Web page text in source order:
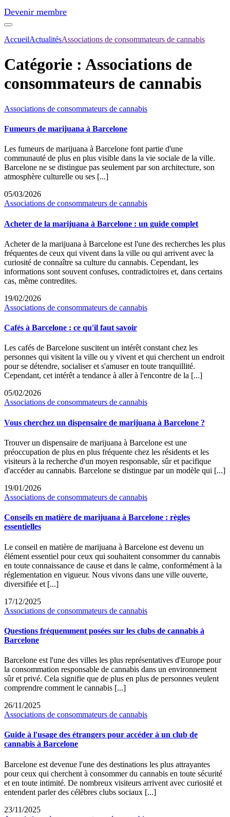
Devenir membre
AccueilActualitésAssociations de consommateurs de cannabis
Catégorie : Associations de
consommateurs de cannabis
Associations de consommateurs de cannabis
Fumeurs de marijuana à Barcelone
Les fumeurs de marijuana à Barcelone font partie d'une
communauté de plus en plus visible dans la vie sociale de la ville.
Barcelone ne se distingue pas seulement par son architecture, son
atmosphère culturelle ou ses [...]
05/03/2026
Associations de consommateurs de cannabis
Acheter de la marijuana à Barcelone : un guide complet
Acheter de la marijuana à Barcelone est l'une des recherches les plus
fréquentes de ceux qui vivent dans la ville ou qui arrivent avec la
curiosité de connaître sa culture du cannabis. Cependant, les
informations sont souvent confuses, contradictoires et, dans certains
cas, même contredites.
19/02/2026
Associations de consommateurs de cannabis
Cafés à Barcelone : ce qu'il faut savoir
Les cafés de Barcelone suscitent un intérêt constant chez les
personnes qui visitent la ville ou y vivent et qui cherchent un endroit
pour se détendre, socialiser et s'amuser en toute tranquillité.
Cependant, cet intérêt a tendance à aller à l'encontre de la [...]
05/02/2026
Associations de consommateurs de cannabis
Vous cherchez un dispensaire de marijuana à Barcelone ?
Trouver un dispensaire de marijuana à Barcelone est une
préoccupation de plus en plus fréquente chez les résidents et les
visiteurs à la recherche d'un moyen responsable, sûr et pacifique
d'accéder au cannabis. Barcelone se distingue par un modèle qui [...]
19/01/2026
Associations de consommateurs de cannabis
Conseils en matière de marijuana à Barcelone : règles
essentielles
Le conseil en matière de marijuana à Barcelone est devenu un
élément essentiel pour ceux qui souhaitent consommer du cannabis
en toute connaissance de cause et dans le calme, conformément à la
réglementation en vigueur. Nous vivons dans une ville ouverte,
diversifiée et [...]
17/12/2025
Associations de consommateurs de cannabis
Questions fréquemment posées sur les clubs de cannabis à
Barcelone
Barcelone est l'une des villes les plus représentatives d'Europe pour
la consommation responsable de cannabis dans un environnement
sûr et privé. Cela signifie que de plus en plus de personnes veulent
comprendre comment le cannabis [...]
26/11/2025
Associations de consommateurs de cannabis
Guide à l'usage des étrangers pour accéder à un club de
cannabis à Barcelone
Barcelone est devenue l'une des destinations les plus attrayantes
pour ceux qui cherchent à consommer du cannabis en toute sécurité
et en toute intimité. De nombreux visiteurs arrivent avec curiosité et
entendent parler des célèbres clubs sociaux [...]
23/11/2025